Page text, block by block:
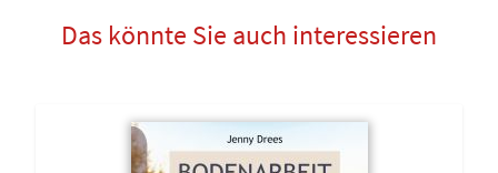
Das könnte Sie auch interessieren